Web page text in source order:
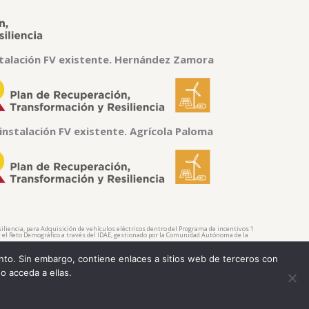
FV existente. Hernández Zamora
FV existente. Agrícola Paloma
para Adquisición de vehículos eléctricos dentro del Programa de incentivos 1
Demográfico a través del IDAE, gestionado por la Comunidad Autónoma de la
para Adquisición de vehículos eléctricos dentro del Programa de incentivos 1 –
Demográfico a través del IDAE, gestionado por la Comunidad Autónoma de la
Sin embargo, contiene enlaces a sitios web de terceros con
acceda a ellas.